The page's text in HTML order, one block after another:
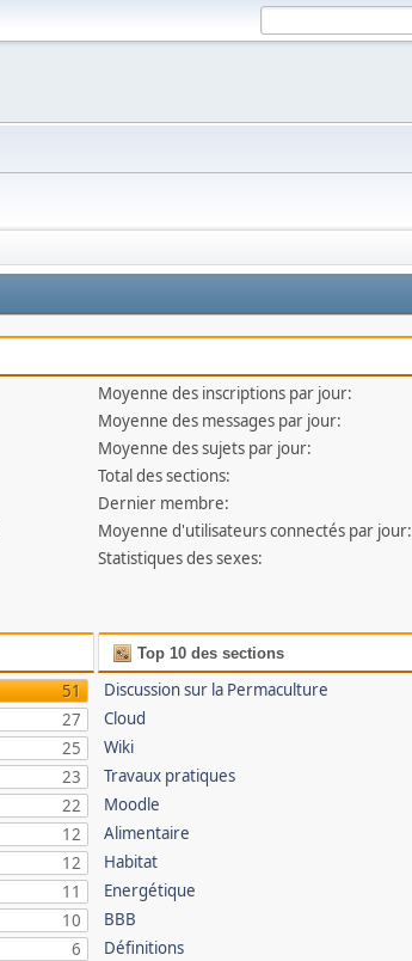
Moyenne des inscriptions par jour:
Moyenne des messages par jour:
Moyenne des sujets par jour:
Total des sections:
Dernier membre:
Moyenne d'utilisateurs connectés par jour:
Statistiques des sexes:
51
27
25
23
22
12
12
11
10
6
Top 10 des sections
Discussion sur la Permaculture
Cloud
Wiki
Travaux pratiques
Moodle
Alimentaire
Habitat
Energétique
BBB
Définitions